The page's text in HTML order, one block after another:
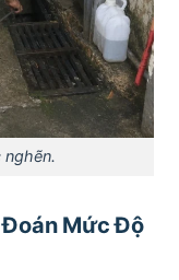
Đoán Mức Độ